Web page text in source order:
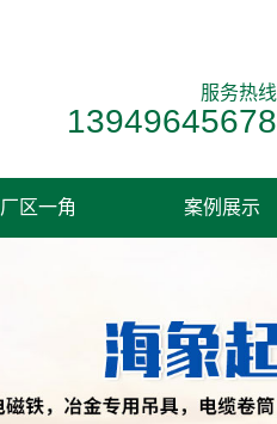
服务热线
13949645678
厂区一角 案例展示